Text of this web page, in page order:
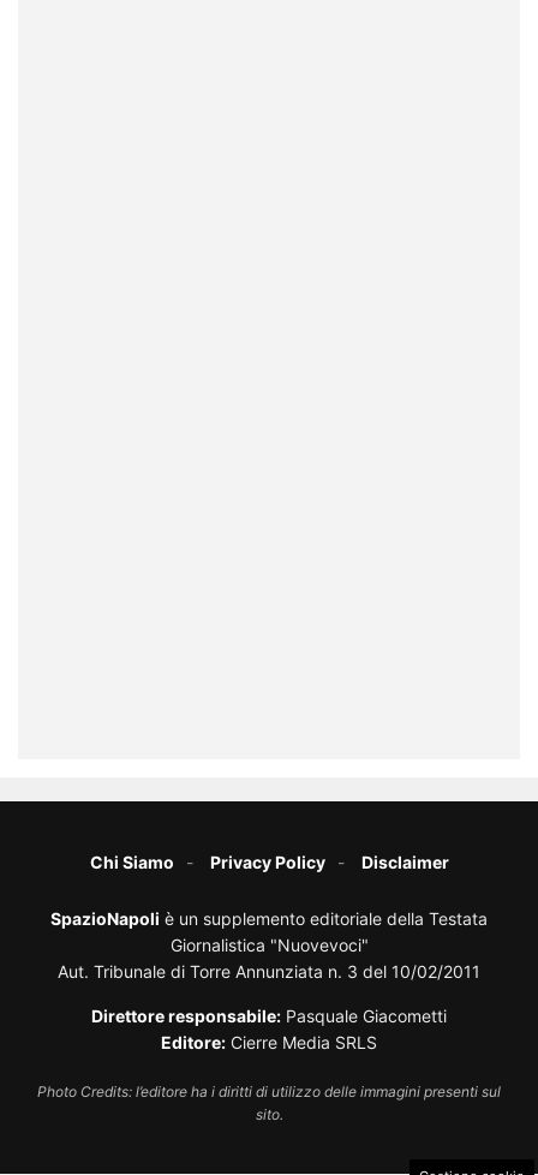
Chi Siamo Privacy Policy Disclaimer
SpazioNapoli è un supplemento editoriale della Testata
Giornalistica "Nuovevoci"
Aut. Tribunale di Torre Annunziata n. 3 del 10/02/2011
Direttore responsabile: Pasquale Giacometti
Editore: Cierre Media SRLS
Photo Credits: l’editore ha i diritti di utilizzo delle immagini presenti sul
sito.